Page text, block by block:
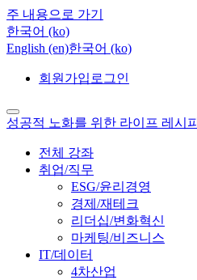
주 내용으로 가기
한국어 ‎(ko)‎
English ‎(en)‎한국어 ‎(ko)‎
회원가입 로그인
성공적 노화를 위한 라이프 레시피
전체 강좌
취업/직무
ESG/윤리경영
경제/재테크
리더십/변화혁신
마케팅/비즈니스
IT/데이터
4차산업